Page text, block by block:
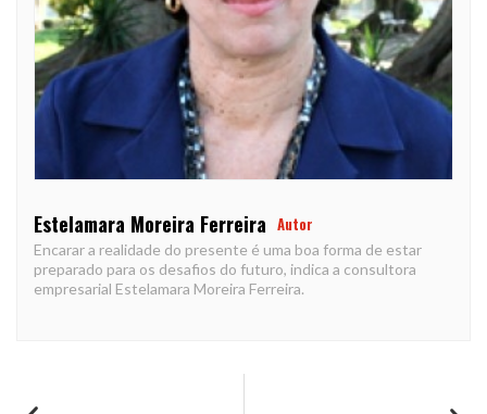
Estelamara Moreira Ferreira Autor
Encarar a realidade do presente é uma boa forma de estar
preparado para os desafios do futuro, indica a consultora
empresarial Estelamara Moreira Ferreira.